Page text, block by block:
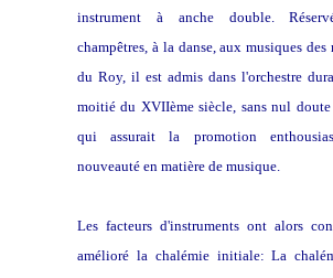
instrument à anche double.
champêtres, à la danse, aux musiques des
du Roy, il est admis dans l'orchestre
moitié du XVIIème siècle, sans nul
qui assurait la promotion
nouveauté en matière de musique.
Les facteurs d'instruments ont alors
amélioré la chalémie initiale: La